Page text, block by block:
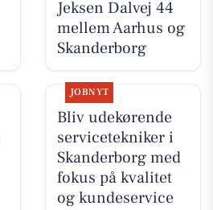
Jeksen Dalvej 44
mellem Aarhus og
Skanderborg
JOBNYT
Bliv udekørende
servicetekniker i
Skanderborg med
fokus på kvalitet
og kundeservice